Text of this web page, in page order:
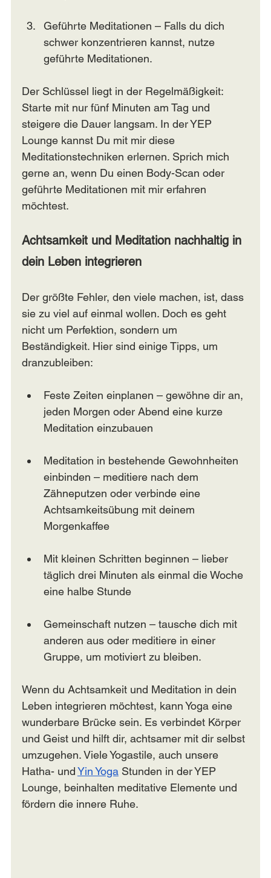
Geführte Meditationen – Falls du dich
schwer konzentrieren kannst, nutze
geführte Meditationen.
Der Schlüssel liegt in der Regelmäßigkeit:
Starte mit nur fünf Minuten am Tag und
steigere die Dauer langsam. In der YEP
Lounge kannst Du mit mir diese
Meditationstechniken erlernen. Sprich mich
gerne an, wenn Du einen Body-Scan oder
geführte Meditationen mit mir erfahren
möchtest.
Achtsamkeit und Meditation nachhaltig in
dein Leben integrieren
Der größte Fehler, den viele machen, ist, dass
sie zu viel auf einmal wollen. Doch es geht
nicht um Perfektion, sondern um
Beständigkeit. Hier sind einige Tipps, um
dranzubleiben:
Feste Zeiten einplanen – gewöhne dir an,
jeden Morgen oder Abend eine kurze
Meditation einzubauen
Meditation in bestehende Gewohnheiten
einbinden – meditiere nach dem
Zähneputzen oder verbinde eine
Achtsamkeitsübung mit deinem
Morgenkaffee
Mit kleinen Schritten beginnen – lieber
täglich drei Minuten als einmal die Woche
eine halbe Stunde
Gemeinschaft nutzen – tausche dich mit
anderen aus oder meditiere in einer
Gruppe, um motiviert zu bleiben.
Wenn du Achtsamkeit und Meditation in dein
Leben integrieren möchtest, kann Yoga eine
wunderbare Brücke sein. Es verbindet Körper
und Geist und hilft dir, achtsamer mit dir selbst
umzugehen. Viele Yogastile, auch unsere
Hatha- und Yin Yoga Stunden in der YEP
Lounge, beinhalten meditative Elemente und
fördern die innere Ruhe.